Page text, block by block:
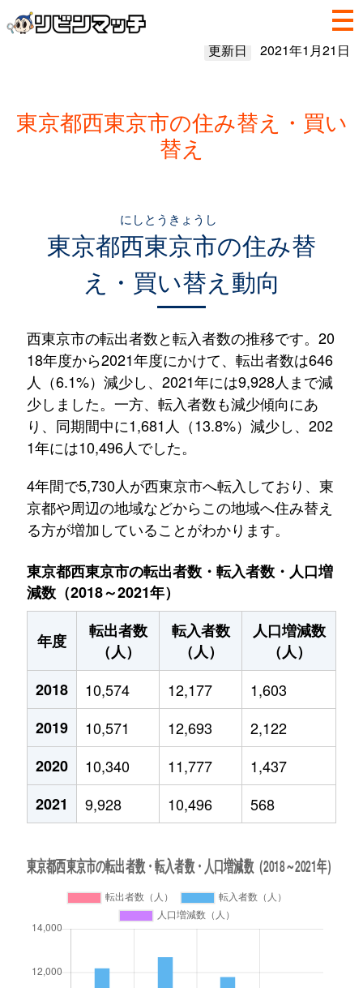
更新日 2021年1月21日
東京都西東京市の住み替え・買い
替え
東京都西東京市
にしとうきょうし
の住み替
え・買い替え動向
西東京市の転出者数と転入者数の推移です。20
18年度から2021年度にかけて、転出者数は646
人（6.1%）減少し、2021年には9,928人まで減
少しました。一方、転入者数も減少傾向にあ
り、同期間中に1,681人（13.8%）減少し、202
1年には10,496人でした。
4年間で5,730人が西東京市へ転入しており、東
京都や周辺の地域などからこの地域へ住み替え
る方が増加していることがわかります。
東京都西東京市の転出者数・転入者数・人口増
減数（2018～2021年）
年度
転出者数
（人）
転入者数
（人）
人口増減数
（人）
2018
10,574 12,177
1,603
2019
10,571 12,693
2,122
2020
10,340 11,777
1,437
2021
9,928 10,496 568